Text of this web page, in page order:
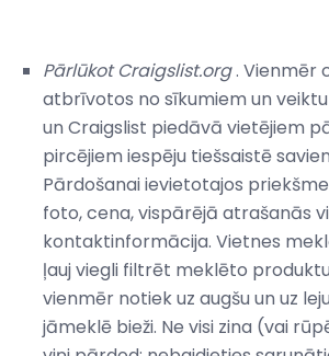
Pārlūkot Craigslist.org. Vienmēr
atbrīvotos no sīkumiem un
un Craigslist piedāvā vietējiem
pircējiem iespēju tiešsaistē
Pārdošanai ievietotajos
foto, cena, vispārējā atrašanās
kontaktinformācija. Vietnes
ļauj viegli filtrēt meklēto
vienmēr notiek uz augšu un uz
jāmeklē bieži. Ne visi zina (vai